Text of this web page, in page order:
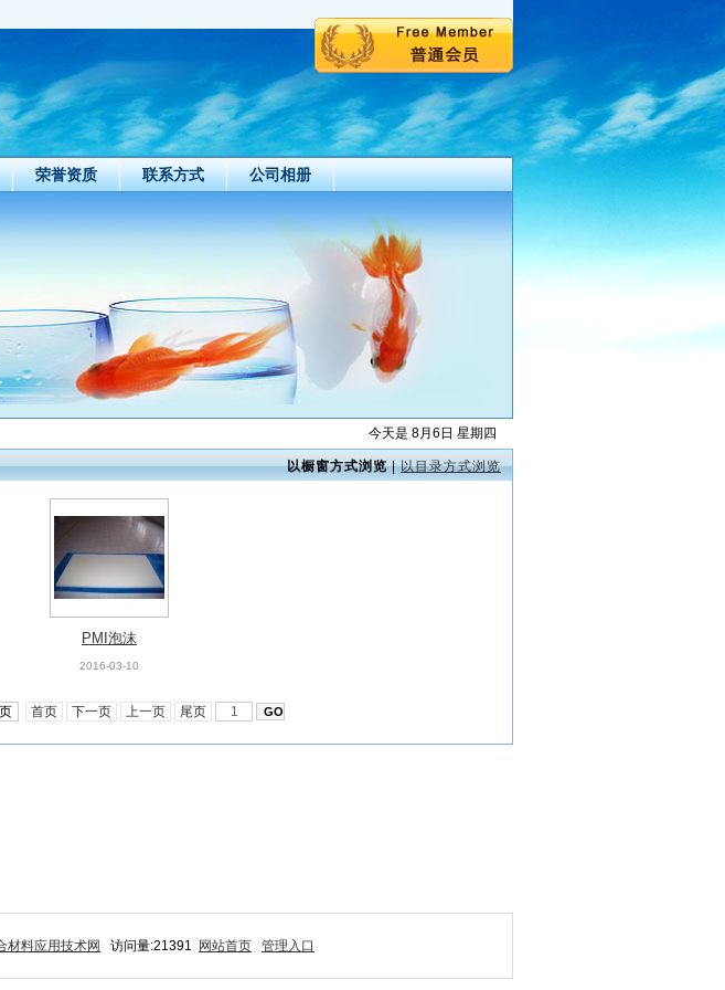
荣誉资质 联系方式 公司相册
今天是 8月6日 星期四
以橱窗方式浏览|以目录方式浏览
PMI泡沫
2016-03-10
页 首页 下一页 上一页 尾页
材料应用技术网 访问量:21391 网站首页 管理入口